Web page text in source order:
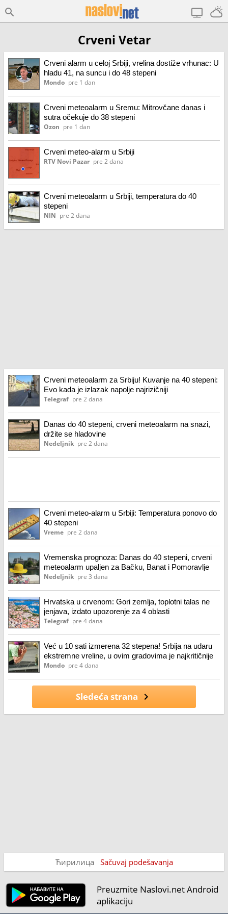
Crveni Vetar
Crveni alarm u celoj Srbiji, vrelina dostiže vrhunac: U
hladu 41, na suncu i do 48 stepeni
Mondo pre 1 dan
Crveni meteoalarm u Sremu: Mitrovčane danas i
sutra očekuje do 38 stepeni
Ozon pre 1 dan
Crveni meteo-alarm u Srbiji
RTV Novi Pazar pre 2 dana
Crveni meteoalarm u Srbiji, temperatura do 40
stepeni
NIN pre 2 dana
Crveni meteoalarm za Srbiju! Kuvanje na 40 stepeni:
Evo kada je izlazak napolje najrizičniji
Telegraf pre 2 dana
Danas do 40 stepeni, crveni meteoalarm na snazi,
držite se hladovine
Nedeljnik pre 2 dana
Crveni meteo-alarm u Srbiji: Temperatura ponovo do
40 stepeni
Vreme pre 2 dana
Vremenska prognoza: Danas do 40 stepeni, crveni
meteoalarm upaljen za Bačku, Banat i Pomoravlje
Nedeljnik pre 3 dana
Hrvatska u crvenom: Gori zemlja, toplotni talas ne
jenjava, izdato upozorenje za 4 oblasti
Telegraf pre 4 dana
Već u 10 sati izmerena 32 stepena! Srbija na udaru
ekstremne vreline, u ovim gradovima je najkritičnije
Mondo pre 4 dana
Sledeća strana
Ћирилица Sačuvaj podešavanja
Preuzmite Naslovi.net Android
aplikaciju